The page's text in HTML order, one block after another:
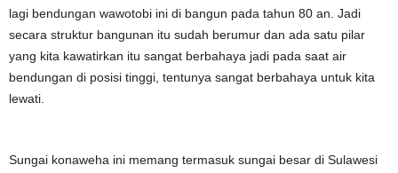
lagi bendungan wawotobi ini di bangun pada tahun 80 an. Jadi
secara struktur bangunan itu sudah berumur dan ada satu pilar
yang kita kawatirkan itu sangat berbahaya jadi pada saat air
bendungan di posisi tinggi, tentunya sangat berbahaya untuk kita
lewati.
Sungai konaweha ini memang termasuk sungai besar di Sulawesi